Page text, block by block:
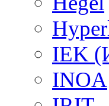
IEK
INOA